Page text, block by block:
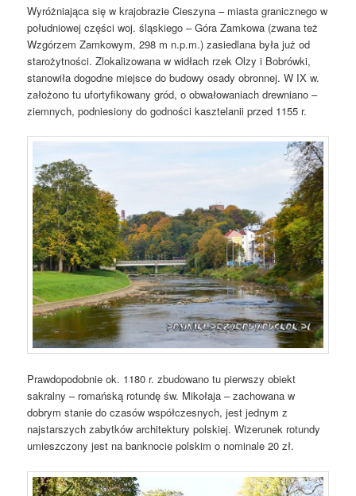
Wyróżniająca się w krajobrazie Cieszyna – miasta granicznego w
południowej części woj. śląskiego – Góra Zamkowa (zwana też
Wzgórzem Zamkowym, 298 m n.p.m.) zasiedlana była już od
starożytności. Zlokalizowana w widłach rzek Olzy i Bobrówki,
stanowiła dogodne miejsce do budowy osady obronnej. W IX w.
założono tu ufortyfikowany gród, o obwałowaniach drewniano –
ziemnych, podniesiony do godności kasztelanii przed 1155 r.
Prawdopodobnie ok. 1180 r. zbudowano tu pierwszy obiekt
sakralny – romańską rotundę św. Mikołaja – zachowana w
dobrym stanie do czasów współczesnych, jest jednym z
najstarszych zabytków architektury polskiej. Wizerunek rotundy
umieszczony jest na banknocie polskim o nominale 20 zł.